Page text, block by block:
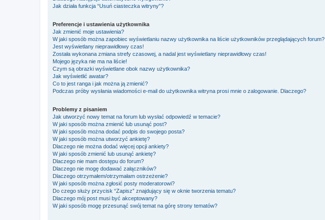
Jak działa funkcja “Usuń ciasteczka witryny”?
Preferencje i ustawienia użytkownika
Jak zmienić moje ustawienia?
W jaki sposób można zapobiec wyświetlaniu nazwy użytkownika na liście użytkowników przeglądających forum?
Jest wyświetlany nieprawidłowy czas!
Została wykonana zmiana strefy czasowej, a nadal jest wyświetlany nieprawidłowy czas!
Mojego języka nie ma na liście!
Czym są obrazki wyświetlane obok nazwy użytkownika?
Jak wyświetlić awatar?
Co to jest ranga i jak można ją zmienić?
Podczas próby wysłania wiadomości e-mail do użytkownika witryna prosi mnie o zalogowanie. Dlaczego?
Problemy z pisaniem
Jak utworzyć nowy temat na forum lub wysłać odpowiedź w temacie?
W jaki sposób można zmienić lub usunąć post?
W jaki sposób można dodać podpis do swojego posta?
W jaki sposób można utworzyć ankietę?
Dlaczego nie można dodać więcej opcji ankiety?
W jaki sposób zmienić lub usunąć ankietę?
Dlaczego nie mam dostępu do forum?
Dlaczego nie mogę dodawać załączników?
Dlaczego otrzymałem/otrzymałam ostrzeżenie?
W jaki sposób można zgłosić posty moderatorowi?
Do czego służy przycisk “Zapisz” znajdujący się w oknie tworzenia tematu?
Dlaczego mój post musi być akceptowany?
W jaki sposób mogę przesunąć swój temat na górę strony tematów?